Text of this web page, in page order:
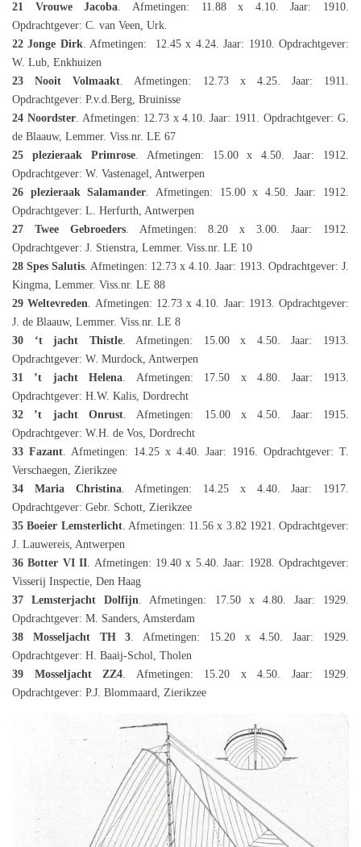
21 Vrouwe Jacoba. Afmetingen: 11.88 x 4.10. Jaar: 1910.
Opdrachtgever: C. van Veen, Urk.
22 Jonge Dirk. Afmetingen: 12.45 x 4.24. Jaar: 1910. Opdrachtgever:
W. Lub, Enkhuizen
23 Nooit Volmaakt. Afmetingen: 12.73 x 4.25. Jaar: 1911.
Opdrachtgever: P.v.d.Berg, Bruinisse
24 Noordster. Afmetingen: 12.73 x 4.10. Jaar: 1911. Opdrachtgever: G.
de Blaauw, Lemmer. Viss.nr. LE 67
25 plezieraak Primrose. Afmetingen: 15.00 x 4.50. Jaar: 1912.
Opdrachtgever: W. Vastenagel, Antwerpen
26 plezieraak Salamander. Afmetingen: 15.00 x 4.50. Jaar: 1912.
Opdrachtgever: L. Herfurth, Antwerpen
27 Twee Gebroeders. Afmetingen: 8.20 x 3.00. Jaar: 1912.
Opdrachtgever: J. Stienstra, Lemmer. Viss.nr. LE 10
28 Spes Salutis. Afmetingen: 12.73 x 4.10. Jaar: 1913. Opdrachtgever: J.
Kingma, Lemmer. Viss.nr. LE 88
29 Weltevreden. Afmetingen: 12.73 x 4.10. Jaar: 1913. Opdrachtgever:
J. de Blaauw, Lemmer. Viss.nr. LE 8
30 ‘t jacht Thistle. Afmetingen: 15.00 x 4.50. Jaar: 1913.
Opdrachtgever: W. Murdock, Antwerpen
31 ’t jacht Helena. Afmetingen: 17.50 x 4.80. Jaar: 1913.
Opdrachtgever: H.W. Kalis, Dordrecht
32 ’t jacht Onrust. Afmetingen: 15.00 x 4.50. Jaar: 1915.
Opdrachtgever: W.H. de Vos, Dordrecht
33 Fazant. Afmetingen: 14.25 x 4.40. Jaar: 1916. Opdrachtgever: T.
Verschaegen, Zierikzee
34 Maria Christina. Afmetingen: 14.25 x 4.40. Jaar: 1917.
Opdrachtgever: Gebr. Schott, Zierikzee
35 Boeier Lemsterlicht. Afmetingen: 11.56 x 3.82 1921. Opdrachtgever:
J. Lauwereis, Antwerpen
36 Botter VI II. Afmetingen: 19.40 x 5.40. Jaar: 1928. Opdrachtgever:
Visserij Inspectie, Den Haag
37 Lemsterjacht Dolfijn. Afmetingen: 17.50 x 4.80. Jaar: 1929.
Opdrachtgever: M. Sanders, Amsterdam
38 Mosseljacht TH 3. Afmetingen: 15.20 x 4.50. Jaar: 1929.
Opdrachtgever: H. Baaij-Schol, Tholen
39 Mosseljacht ZZ4. Afmetingen: 15.20 x 4.50. Jaar: 1929.
Opdrachtgever: P.J. Blommaard, Zierikzee